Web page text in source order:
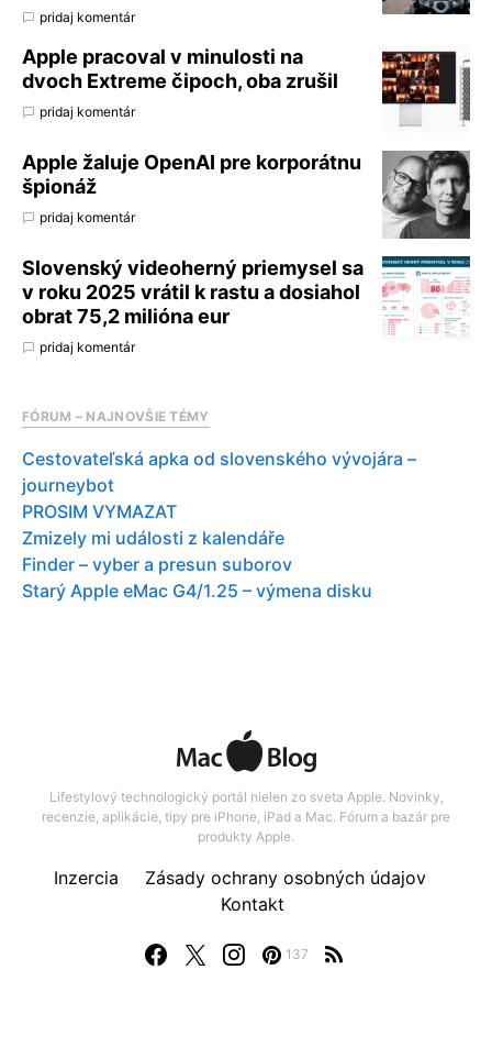
pridaj komentár
Apple pracoval v minulosti na
dvoch Extreme čipoch, oba zrušil
pridaj komentár
Apple žaluje OpenAI pre korporátnu
špionáž
pridaj komentár
Slovenský videoherný priemysel sa
v roku 2025 vrátil k rastu a dosiahol
obrat 75,2 milióna eur
pridaj komentár
FÓRUM – NAJNOVŠIE TÉMY
Cestovateľská apka od slovenského vývojára –
journeybot
PROSIM VYMAZAT
Zmizely mi události z kalendáře
Finder – vyber a presun suborov
Starý Apple eMac G4/1.25 – výmena disku
Lifestylový technologický portál nielen zo sveta Apple. Novinky,
recenzie, aplikácie, tipy pre iPhone, iPad a Mac. Fórum a bazár pre
produkty Apple.
137
Inzercia
Zásady ochrany osobných údajov
Kontakt